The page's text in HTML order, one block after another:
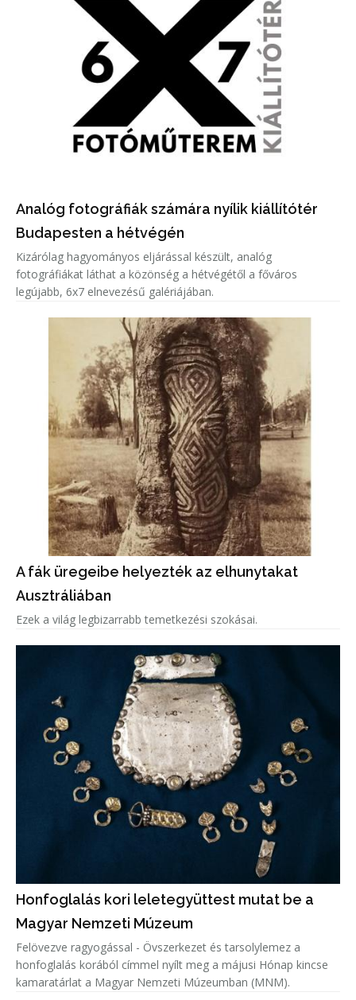
Analóg fotográfiák számára nyílik kiállítótér
Budapesten a hétvégén
Kizárólag hagyományos eljárással készült, analóg
fotográfiákat láthat a közönség a hétvégétől a főváros
legújabb, 6x7 elnevezésű galériájában.
A fák üregeibe helyezték az elhunytakat
Ausztráliában
Ezek a világ legbizarrabb temetkezési szokásai.
Honfoglalás kori leletegyüttest mutat be a
Magyar Nemzeti Múzeum
Felövezve ragyogással - Övszerkezet és tarsolylemez a
honfoglalás korából címmel nyílt meg a májusi Hónap kincse
kamaratárlat a Magyar Nemzeti Múzeumban (MNM).